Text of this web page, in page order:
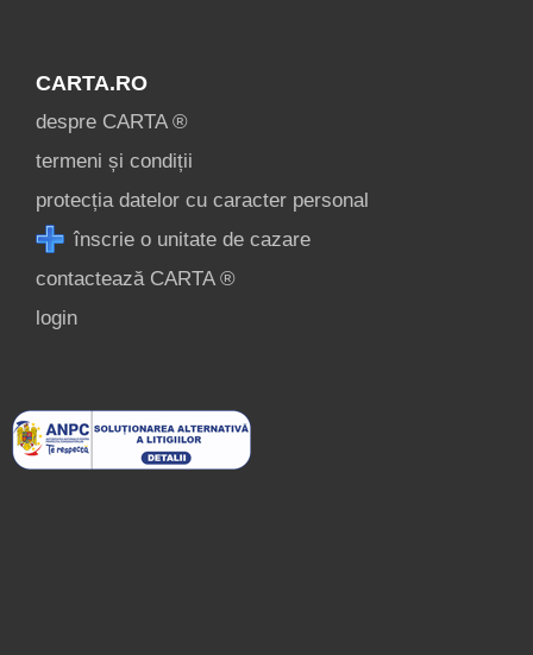
CARTA.RO
despre CARTA ®
termeni și condiții
protecția datelor cu caracter personal
înscrie o unitate de cazare
contactează CARTA ®
login